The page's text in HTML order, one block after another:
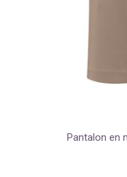
Pantalon en